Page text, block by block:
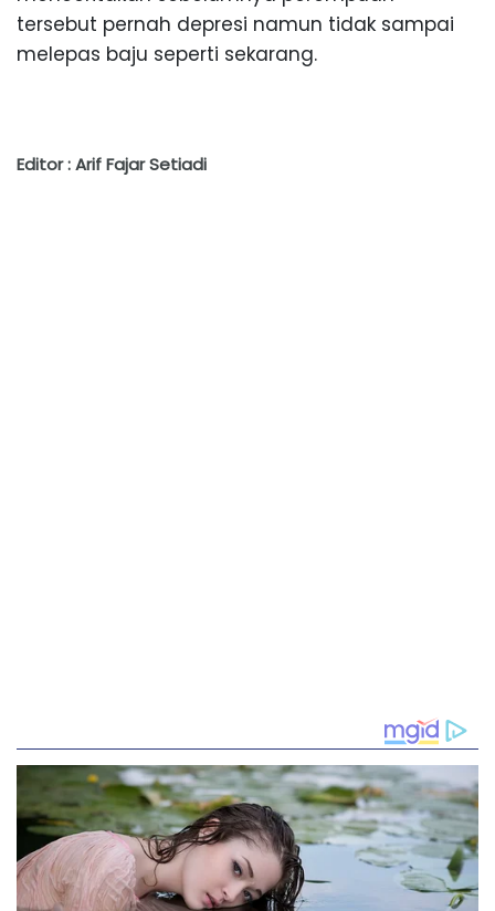
tersebut pernah depresi namun tidak sampai
melepas baju seperti sekarang.
Editor : Arif Fajar Setiadi